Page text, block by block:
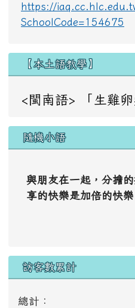
https://
SchoolCode=154675
【本土語教學】
<閩南語> 「生雞
隨機小語
與朋友在一起，分擔
享的快樂是加倍的快樂
訪客數累計
總計：